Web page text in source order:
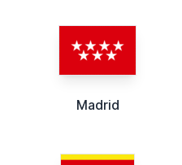
Madrid